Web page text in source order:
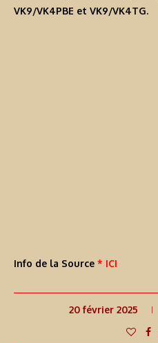
VK9/VK4PBE et VK9/VK4TG.
Info de la Source * ICI
20 février 2025